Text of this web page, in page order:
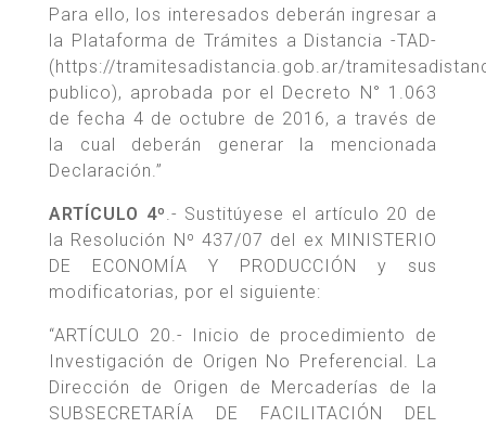
Para ello, los interesados deberán ingresar a
la Plataforma de Trámites a Distancia -TAD-
(https://tramitesadistancia.gob.ar/
publico), aprobada por el Decreto N° 1.063
de fecha 4 de octubre de 2016, a través de
la cual deberán generar la mencionada
Declaración.”
ARTÍCULO 4º.- Sustitúyese el artículo 20 de
la Resolución Nº 437/07 del ex MINISTERIO
DE ECONOMÍA Y PRODUCCIÓN y sus
modificatorias, por el siguiente:
“ARTÍCULO 20.- Inicio de procedimiento de
Investigación de Origen No Preferencial. La
Dirección de Origen de Mercaderías de la
SUBSECRETARÍA DE FACILITACIÓN DEL